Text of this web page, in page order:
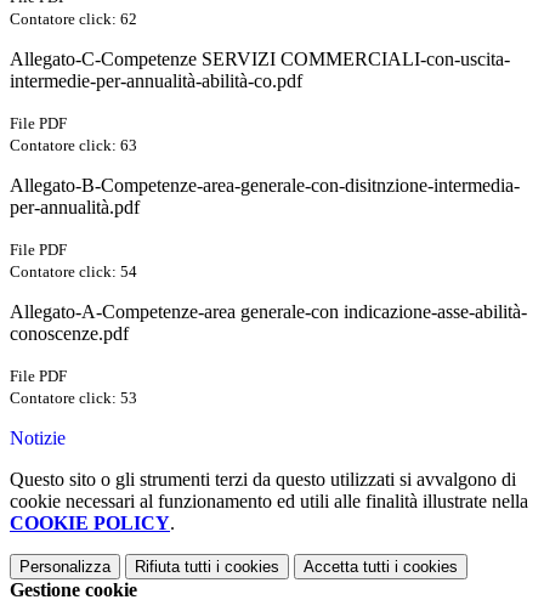
Contatore click: 62
Allegato-C-Competenze SERVIZI COMMERCIALI-con-uscita-
intermedie-per-annualità-abilità-co.pdf
File PDF
Contatore click: 63
Allegato-B-Competenze-area-generale-con-disitnzione-intermedia-
per-annualità.pdf
File PDF
Contatore click: 54
Allegato-A-Competenze-area generale-con indicazione-asse-abilità-
conoscenze.pdf
File PDF
Contatore click: 53
Notizie
Questo sito o gli strumenti terzi da questo utilizzati si avvalgono di
cookie necessari al funzionamento ed utili alle finalità illustrate nella
COOKIE POLICY.
Personalizza Rifiuta tutti i cookies Accetta tutti i cookies
Gestione cookie